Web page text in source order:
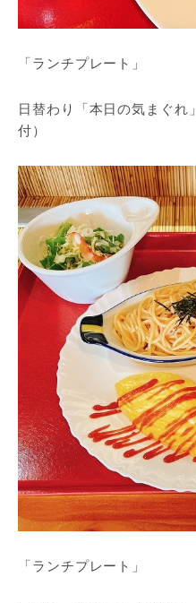
「ランチプレート」
日替わり「本日の気まぐれ
付）
「ランチプレート」